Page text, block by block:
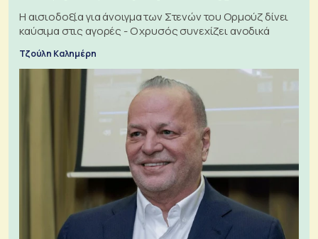
Η αισιοδοξία για άνοιγμα των Στενών του Ορμούζ δίνει
καύσιμα στις αγορές - Ο χρυσός συνεχίζει ανοδικά
Τζούλη Καλημέρη